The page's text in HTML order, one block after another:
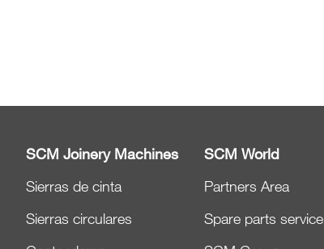
SCM Joinery Machines
Sierras de cinta
Sierras circulares
SCM World
Partners Area
Spare parts service